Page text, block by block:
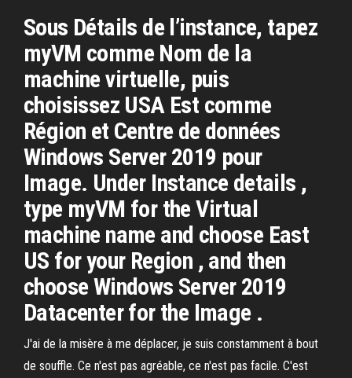
Sous Détails de l’instance, tapez
myVM comme Nom de la
machine virtuelle, puis
choisissez USA Est comme
Région et Centre de données
Windows Server 2019 pour
Image. Under Instance details ,
type myVM for the Virtual
machine name and choose East
US for your Region , and then
choose Windows Server 2019
Datacenter for the Image .
J'ai de la misère à me déplacer, je suis constamment à bout
de souffle. Ce n'est pas agréable, ce n'est pas facile. C'est